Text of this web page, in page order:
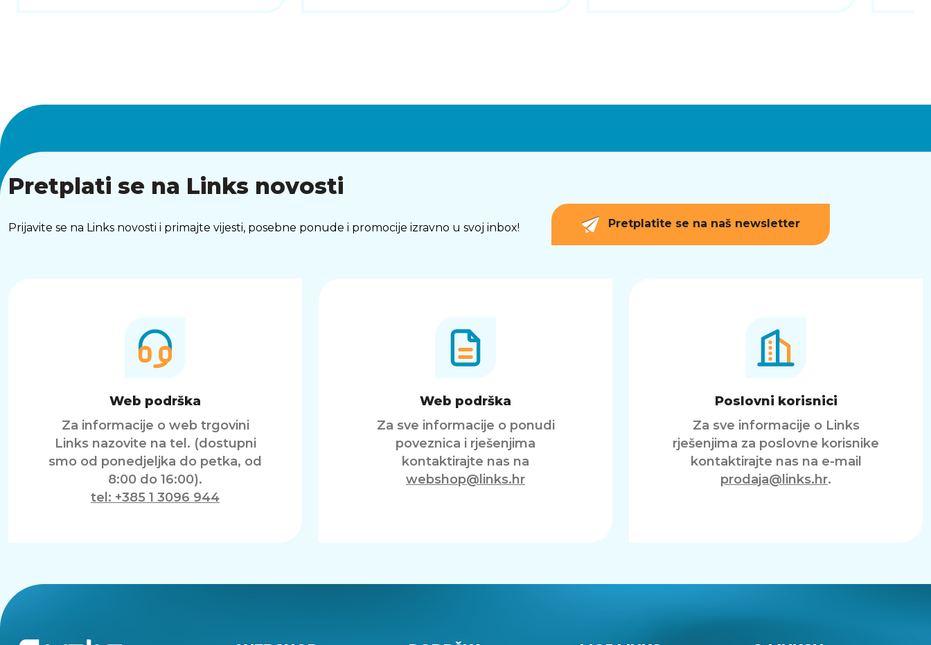
Pretplati se na Links novosti
Prijavite se na Links novosti i primajte vijesti, posebne ponude i promocije izravno u svoj inbox! Pretplatite se na naš newsletter
Web podrška
Za informacije o web trgovini
Links nazovite na tel. (dostupni
smo od ponedjeljka do petka, od
8:00 do 16:00).
tel: +385 1 3096 944
Web podrška
Za sve informacije o ponudi
poveznica i rješenjima
kontaktirajte nas na
webshop@links.hr
Poslovni korisnici
Za sve informacije o Links
rješenjima za poslovne korisnike
kontaktirajte nas na e-mail
prodaja@links.hr.